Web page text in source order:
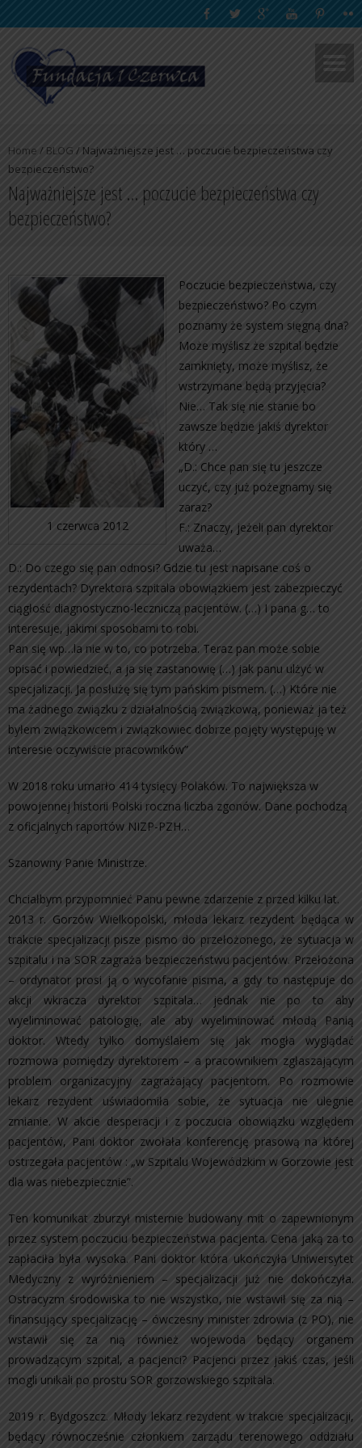
Home / BLOG / Najważniejsze jest … poczucie bezpieczeństwa czy
bezpieczeństwo?
Najważniejsze jest … poczucie bezpieczeństwa czy
bezpieczeństwo?
1 czerwca 2012
Poczucie bezpieczeństwa, czy
bezpieczeństwo? Po czym
poznamy że system sięgną dna?
Może myślisz że szpital będzie
zamknięty, może myślisz, że
wstrzymane będą przyjęcia?
Nie… Tak się nie stanie bo
zawsze będzie jakiś dyrektor
który …
„D.: Chce pan się tu jeszcze
uczyć, czy już pożegnamy się
zaraz?
F.: Znaczy, jeżeli pan dyrektor
uważa…
D.: Do czego się pan odnosi? Gdzie tu jest napisane coś o
rezydentach? Dyrektora szpitala obowiązkiem jest zabezpieczyć
ciągłość diagnostyczno-leczniczą pacjentów. (…) I pana g… to
interesuje, jakimi sposobami to robi.
Pan się wp…la nie w to, co potrzeba. Teraz pan może sobie
opisać i powiedzieć, a ja się zastanowię (…) jak panu ulżyć w
specjalizacji. Ja posłużę się tym pańskim pismem. (…) Które nie
ma żadnego związku z działalnością związkową, ponieważ ja też
byłem związkowcem i związkowiec dobrze pojęty występuję w
interesie oczywiście pracowników”
W 2018 roku umarło 414 tysięcy Polaków. To największa w
powojennej historii Polski roczna liczba zgonów. Dane pochodzą
z oficjalnych raportów NIZP-PZH…
Szanowny Panie Ministrze.
Chciałbym przypomnieć Panu pewne zdarzenie z przed kilku lat.
2013 r. Gorzów Wielkopolski, młoda lekarz rezydent będąca w
trakcie specjalizacji pisze pismo do przełożonego, że sytuacja w
szpitalu i na SOR zagraża bezpieczeństwu pacjentów. Przełożona
– ordynator prosi ją o wycofanie pisma, a gdy to następuje do
akcji wkracza dyrektor szpitala… jednak nie po to aby
wyeliminować patologię, ale aby wyeliminować młodą Panią
doktor. Wtedy tylko domyślałem się jak mogła wyglądać
rozmowa pomiędzy dyrektorem – a pracownikiem zgłaszającym
problem organizacyjny zagrażający pacjentom. Po rozmowie
lekarz rezydent uświadomiła sobie, że sytuacja nie ulegnie
zmianie. W akcie desperacji i z poczucia obowiązku względem
pacjentów, Pani doktor zwołała konferencję prasową na której
ostrzegała pacjentów : „w Szpitalu Wojewódzkim w Gorzowie jest
dla was niebezpiecznie”.
Ten komunikat zburzył misternie budowany mit o zapewnionym
przez system poczuciu bezpieczeństwa pacjenta. Cena jaką za to
zapłaciła była wysoka. Pani doktor która ukończyła Uniwersytet
Medyczny z wyróżnieniem – specjalizacji już nie dokończyła.
Ostracyzm środowiska to nie wszystko, nie wstawił się za nią –
finansujący specjalizację – ówczesny minister zdrowia (z PO), nie
wstawił się za nią również wojewoda będący organem
prowadzącym szpital, a pacjenci? Pacjenci przez jakiś czas, jeśli
mogli unikali po prostu SOR gorzowskiego szpitala.
2019 r. Bydgoszcz. Młody lekarz rezydent w trakcie specjalizacji,
będący równocześnie członkiem zarządu terenowego oddziału